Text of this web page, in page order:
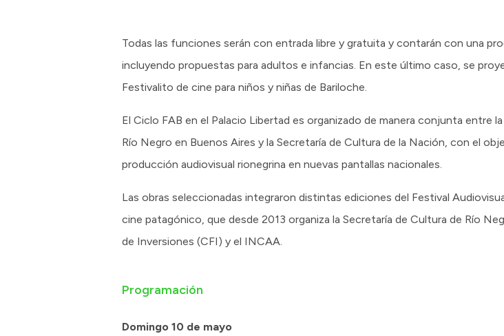
Todas las funciones serán con entrada libre y gratuita y contarán con una
incluyendo propuestas para adultos e infancias. En este último caso, se
Festivalito de cine para niños y niñas de Bariloche.
El Ciclo FAB en el Palacio Libertad es organizado de manera conjunta entre
Río Negro en Buenos Aires y la Secretaría de Cultura de la Nación, con el
producción audiovisual rionegrina en nuevas pantallas nacionales.
Las obras seleccionadas integraron distintas ediciones del Festival
cine patagónico, que desde 2013 organiza la Secretaría de Cultura de Río
de Inversiones (CFI) y el INCAA.
Programación
Domingo 10 de mayo